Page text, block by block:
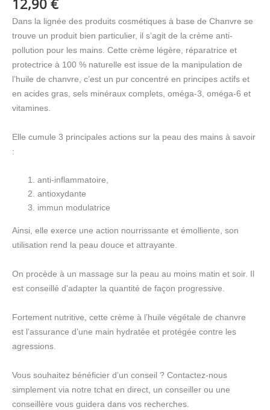
12,90 €
Dans la lignée des produits cosmétiques à base de Chanvre se
trouve un produit bien particulier, il s’agit de la crème anti-
pollution pour les mains. Cette crème légère, réparatrice et
protectrice à 100 % naturelle est issue de la manipulation de
l’huile de chanvre, c’est un pur concentré en principes actifs et
en acides gras, sels minéraux complets, oméga-3, oméga-6 et
vitamines.
Elle cumule 3 principales actions sur la peau des mains à savoir
:
anti-inflammatoire,
antioxydante
immun modulatrice
Ainsi, elle exerce une action nourrissante et émolliente, son
utilisation rend la peau douce et attrayante.
On procède à un massage sur la peau au moins matin et soir. Il
est conseillé d’adapter la quantité de façon progressive.
Fortement nutritive, cette crème à l’huile végétale de chanvre
est l’assurance d’une main hydratée et protégée contre les
agressions.
Vous souhaitez bénéficier d’un conseil ? Contactez-nous
simplement via notre tchat en direct, un conseiller ou une
conseillère vous guidera dans vos recherches.